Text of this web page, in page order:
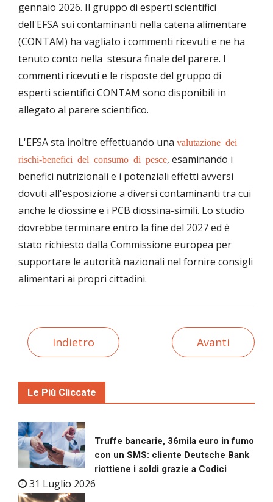
gennaio 2026. Il gruppo di esperti scientifici
dell'EFSA sui contaminanti nella catena alimentare
(CONTAM) ha vagliato i commenti ricevuti e ne ha
tenuto conto nella stesura finale del parere. I
commenti ricevuti e le risposte del gruppo di
esperti scientifici CONTAM sono disponibili in
allegato al parere scientifico.
L'EFSA sta inoltre effettuando una valutazione dei
rischi-benefici del consumo di pesce, esaminando i
benefici nutrizionali e i potenziali effetti avversi
dovuti all'esposizione a diversi contaminanti tra cui
anche le diossine e i PCB diossina-simili. Lo studio
dovrebbe terminare entro la fine del 2027 ed è
stato richiesto dalla Commissione europea per
supportare le autorità nazionali nel fornire consigli
alimentari ai propri cittadini.
Indietro Avanti
Le Più Cliccate
Truffe bancarie, 36mila euro in fumo
con un SMS: cliente Deutsche Bank
riottiene i soldi grazie a Codici
31 Luglio 2026